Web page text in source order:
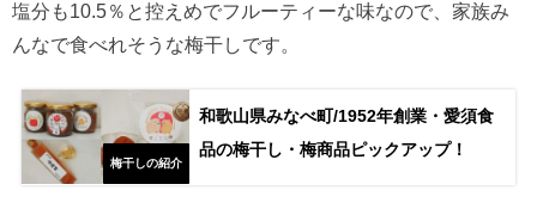
塩分も10.5％と控えめでフルーティーな味なので、家族み
んなで食べれそうな梅干しです。
梅干しの紹介
和歌山県みなべ町/1952年創業・愛須食
品の梅干し・梅商品ピックアップ！